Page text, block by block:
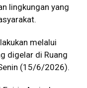
lingkungan yang
melalui
digelar di Ruang
(15/6/2026).